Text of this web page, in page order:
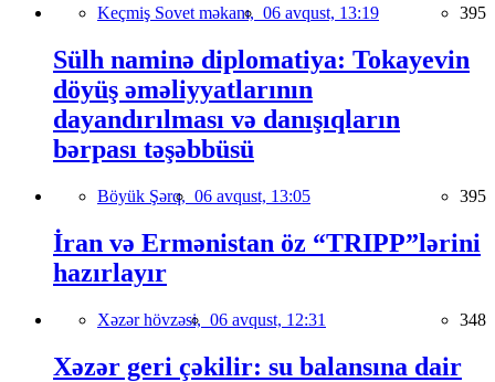
Keçmiş Sovet məkanı, 06 avqust, 13:19 395
Sülh naminə diplomatiya: Tokayevin
döyüş əməliyyatlarının
dayandırılması və danışıqların
bərpası təşəbbüsü
Böyük Şərq, 06 avqust, 13:05 395
İran və Ermənistan öz “TRIPP”lərini
hazırlayır
Xəzər hövzəsi, 06 avqust, 12:31 348
Xəzər geri çəkilir: su balansına dair